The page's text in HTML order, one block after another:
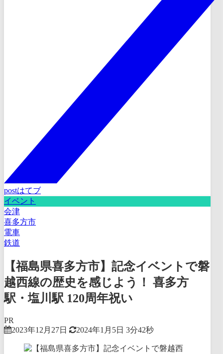
postはてブ
イベント
会津
喜多方市
電車
鉄道
【福島県喜多方市】記念イベントで磐
越西線の歴史を感じよう！ 喜多方
駅・塩川駅 120周年祝い
PR
2023年12月27日
2024年1月5日 3分42秒